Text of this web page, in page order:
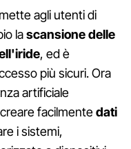
agli utenti di
lascansione delle
, ed è
più sicuri. Ora
artificiale
facilmentedati
i sistemi,